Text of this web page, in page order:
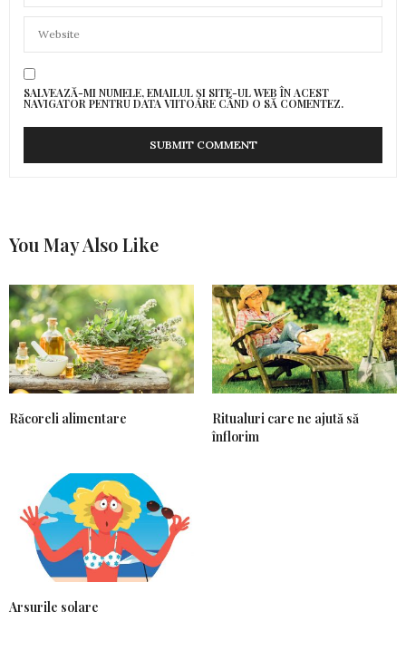
SALVEAZĂ-MI NUMELE, EMAILUL ȘI SITE-UL WEB ÎN ACEST
NAVIGATOR PENTRU DATA VIITOARE CÂND O SĂ COMENTEZ.
You May Also Like
Răcoreli alimentare
Ritualuri care ne ajută să
înflorim
Arsurile solare